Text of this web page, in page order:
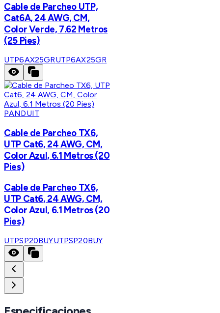
Cable de Parcheo UTP,
Cat6A, 24 AWG, CM,
Color Verde, 7.62 Metros
(25 Pies)
UTP6AX25GRUTP6AX25GR
PANDUIT
Cable de Parcheo TX6,
UTP Cat6, 24 AWG, CM,
Color Azul, 6.1 Metros (20
Pies)
Cable de Parcheo TX6,
UTP Cat6, 24 AWG, CM,
Color Azul, 6.1 Metros (20
Pies)
UTPSP20BUYUTPSP20BUY